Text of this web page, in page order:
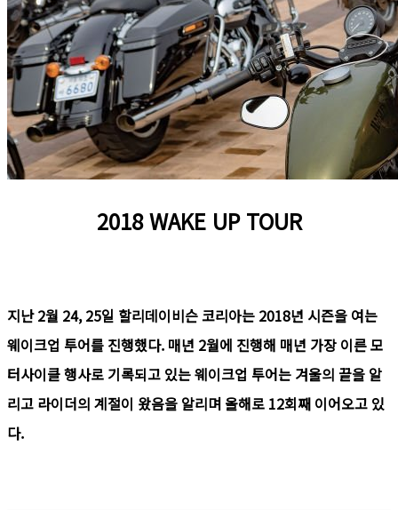
2018 WAKE UP TOUR
지난 2월 24, 25일 할리데이비슨 코리아는 2018년 시즌을 여는
웨이크업 투어를 진행했다. 매년 2월에 진행해 매년 가장 이른 모
터사이클 행사로 기록되고 있는 웨이크업 투어는 겨울의 끝을 알
리고 라이더의 계절이 왔음을 알리며 올해로 12회째 이어오고 있
다.